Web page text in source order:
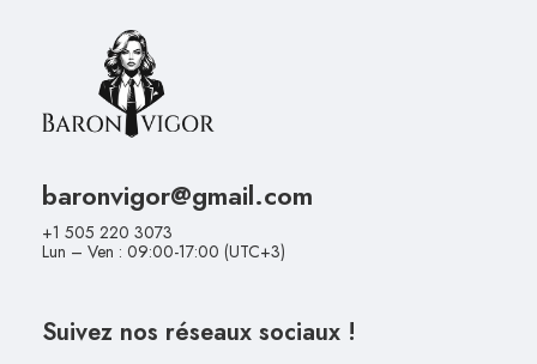
baronvigor@gmail.com
+1 505 220 3073
Lun – Ven : 09:00-17:00 (UTC+3)
Suivez nos réseaux sociaux !